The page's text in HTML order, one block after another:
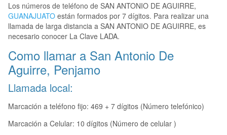
Los números de teléfono de SAN ANTONIO DE AGUIRRE,
GUANAJUATO están formados por 7 dígitos. Para realizar una
llamada de larga distancia a SAN ANTONIO DE AGUIRRE, es
necesario conocer La Clave LADA.
Como llamar a San Antonio De
Aguirre, Penjamo
Llamada local:
Marcación a teléfono fijo: 469 + 7 dígitos (Número telefónico)
Marcación a Celular: 10 dígitos (Número de celular )